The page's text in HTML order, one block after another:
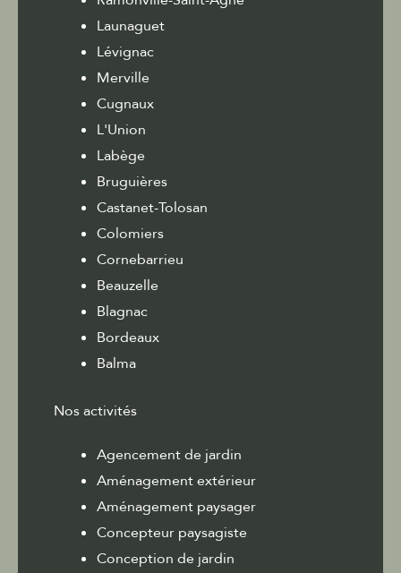
Launaguet
Lévignac
Merville
Cugnaux
L'Union
Labège
Bruguières
Castanet-Tolosan
Colomiers
Cornebarrieu
Beauzelle
Blagnac
Bordeaux
Balma
Nos activités
Agencement de jardin
Aménagement extérieur
Aménagement paysager
Concepteur paysagiste
Conception de jardin